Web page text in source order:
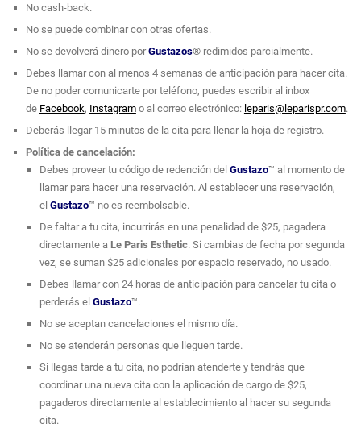
No cash-back.
No se puede combinar con otras ofertas.
No se devolverá dinero porGustazos® redimidos parcialmente.
Debes llamar con al menos 4 semanas de anticipación para hacer cita.
De no poder comunicarte por teléfono, puedes escribir al inbox
de Facebook, Instagramo al correo electrónico: leparis@leparispr.com.
Deberás llegar 15 minutos de la cita para llenar la hoja de registro.
Política de cancelación:
Debes proveer tu código de redención del Gustazo™ al momento de
llamar para hacer una reservación. Al establecer una reservación,
el Gustazo™ no es reembolsable.
De faltar a tu cita, incurrirás en una penalidad de $25, pagadera
directamente a Le Paris Esthetic. Si cambias de fecha por segunda
vez, se suman $25 adicionales por espacio reservado, no usado.
Debes llamar con 24 horas de anticipación para cancelar tu cita o
perderás el Gustazo™.
No se aceptan cancelaciones el mismo día.
No se atenderán personas que lleguen tarde.
Si llegas tarde a tu cita, no podrían atenderte y tendrás que
coordinar una nueva cita con la aplicación de cargo de $25,
pagaderos directamente al establecimiento al hacer su segunda
cita.